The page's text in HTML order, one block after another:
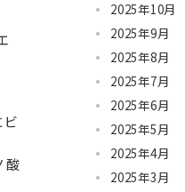
酸
2025年10月
2025年9月
2025年8月
2025年7月
2025年6月
2025年5月
2025年4月
2025年3月